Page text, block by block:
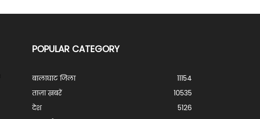
POPULAR CATEGORY
बालाघाट जिला
11154
ताज़ा ख़बरें
10535
देश
5126